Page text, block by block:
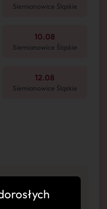
Siemianowice Śląskie
10.08
Siemianowice Śląskie
12.08
Siemianowice Śląskie
temperament.